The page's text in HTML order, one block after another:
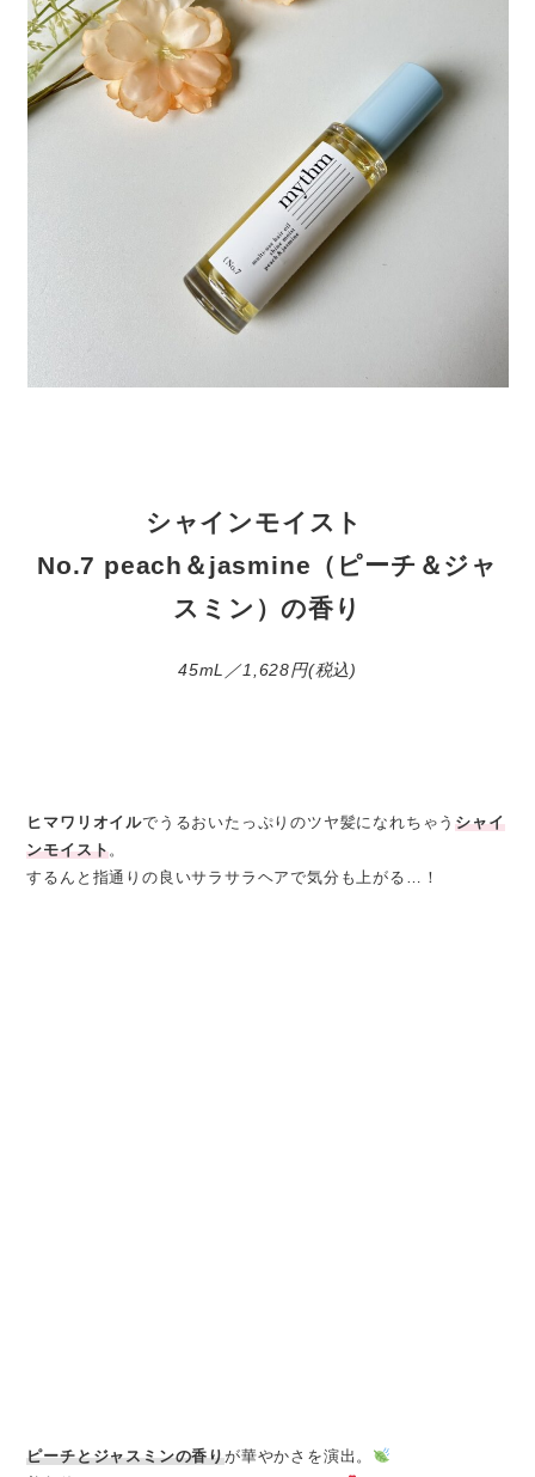
シャインモイスト
No.7 peach＆jasmine（ピーチ＆ジャ
スミン）の香り
45mL／1,628円(税込)
ヒマワリオイルでうるおいたっぷりのツヤ髪になれちゃうシャイ
ンモイスト。
するんと指通りの良いサラサラヘアで気分も上がる…！
ピーチとジャスミンの香りが華やかさを演出。